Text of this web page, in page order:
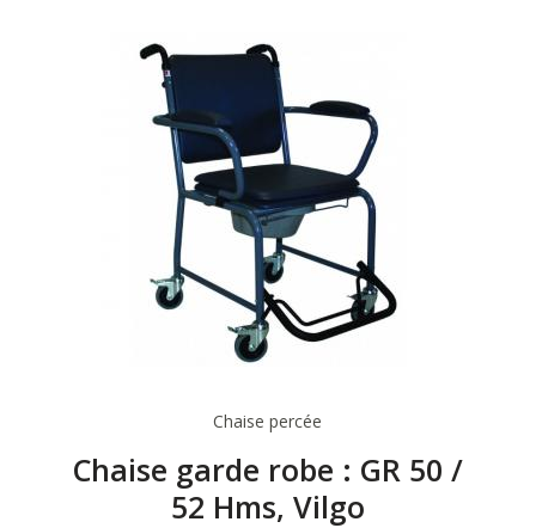
Chaise percée
Chaise garde robe : GR 50 /
52 Hms, Vilgo